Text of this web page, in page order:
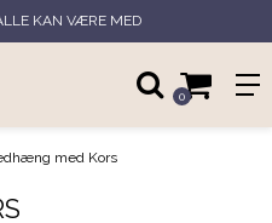
KAN VÆRE MED
0
med Kors